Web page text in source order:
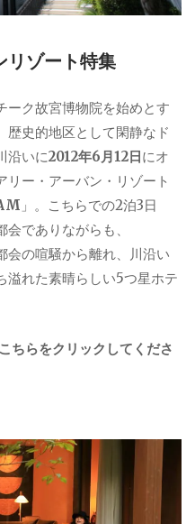
リゾート特集
ーク故宮博物院を始めとす
歴史的地区として閑静なド
沿いに2012年6月12日にオ
リー・アーバン・リゾート
」。こちらでの2泊3日
でありながらも、
会の喧騒から離れ、川沿い
溢れた素晴らしい5つ星ホテ
ちらをクリックしてくださ